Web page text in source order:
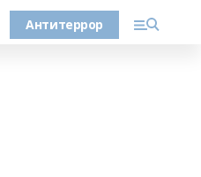
Антитеррор